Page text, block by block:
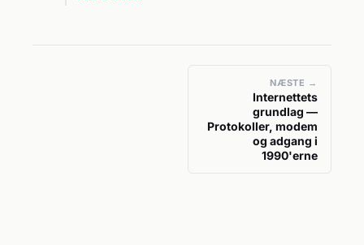
NÆSTE →
Internettets
grundlag —
Protokoller, modem
og adgang i
1990'erne